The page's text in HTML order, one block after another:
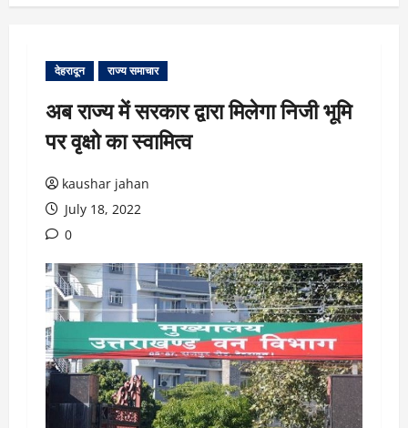
देहरादून राज्य समाचार
अब राज्य में सरकार द्वारा मिलेगा निजी भूमि
पर वृक्षो का स्वामित्व
kaushar jahan
July 18, 2022
0